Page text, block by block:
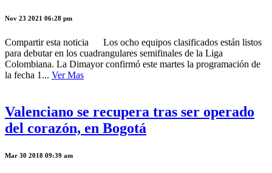
Nov 23 2021 06:28 pm
Compartir esta noticia Los ocho equipos clasificados están listos
para debutar en los cuadrangulares semifinales de la Liga
Colombiana. La Dimayor confirmó este martes la programación de
la fecha 1... Ver Mas
Valenciano se recupera tras ser operado
del corazón, en Bogotá
Mar 30 2018 09:39 am